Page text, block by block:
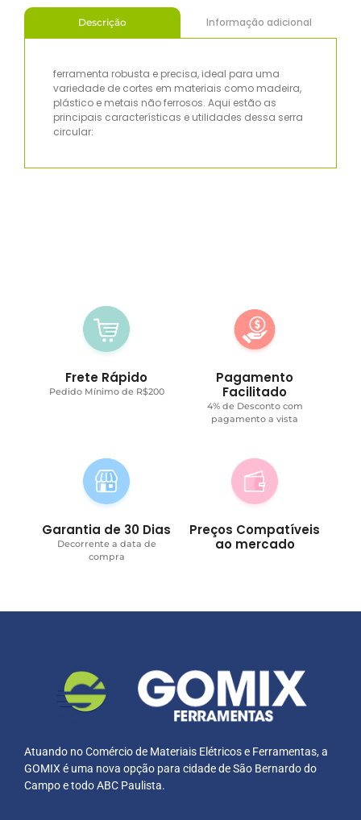
Descrição Informação adicional
ferramenta robusta e precisa, ideal para uma
variedade de cortes em materiais como madeira,
plástico e metais não ferrosos. Aqui estão as
principais características e utilidades dessa serra
circular:
Frete Rápido
Pedido Mínimo de R$200
Pagamento
Facilitado
4% de Desconto com
pagamento a vista
Garantia de 30 Dias
Decorrente a data de
compra
Preços Compatíveis
ao mercado
Atuando no Comércio de Materiais Elétricos e Ferramentas, a
GOMIX é uma nova opção para cidade de São Bernardo do
Campo e todo ABC Paulista.